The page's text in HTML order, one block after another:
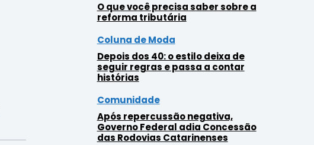
O que você precisa saber sobre a
reforma tributária
Coluna de Moda
Depois dos 40: o estilo deixa de
seguir regras e passa a contar
histórias
Comunidade
Após repercussão negativa,
Governo Federal adia Concessão
das Rodovias Catarinenses